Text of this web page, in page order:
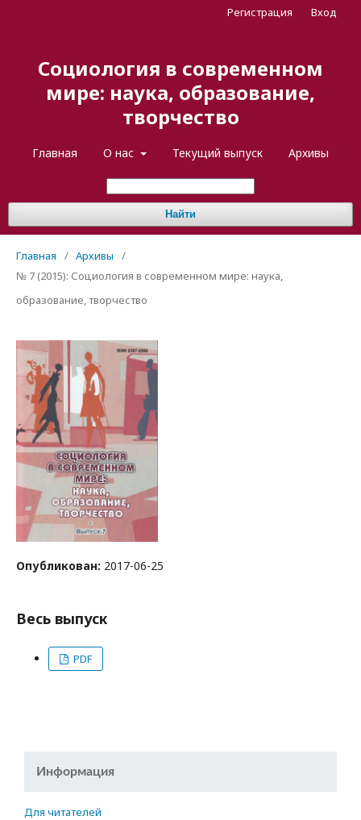
Социология в современном
мире: наука, образование,
творчество
Главная О нас Текущий выпуск Архивы
Найти
Регистрация Вход
Главная / Архивы
/
№ 7 (2015): Социология в современном мире: наука,
образование, творчество
Опубликован: 2017-06-25
Весь выпуск
PDF
Информация
Для читателей